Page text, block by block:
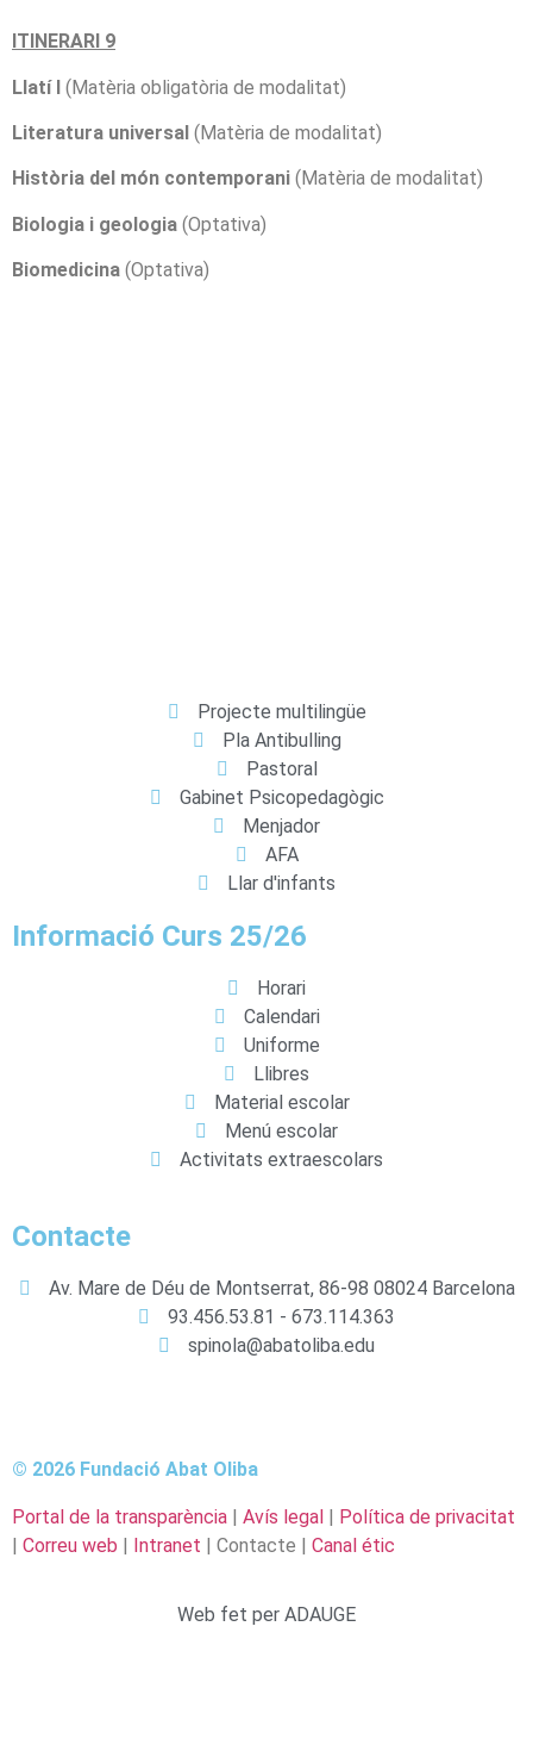
ITINERARI 9
Llatí I (Matèria obligatòria de modalitat)
Literatura universal (Matèria de modalitat)
Història del món contemporani (Matèria de modalitat)
Biologia i geologia (Optativa)
Biomedicina (Optativa)
Projecte multilingüe
Pla Antibulling
Pastoral
Gabinet Psicopedagògic
Menjador
AFA
Llar d'infants​
Informació Curs 25/26
Horari
Calendari
Uniforme
Llibres
Material escolar
Menú escolar
Activitats extraescolars
Contacte
Av. Mare de Déu de Montserrat, 86-98 08024 Barcelona
93.456.53.81 - 673.114.363
spinola@abatoliba.edu
© 2026 Fundació Abat Oliba
Portal de la transparència | Avís legal | Política de privacitat
| Correu web | Intranet | Contacte | Canal étic
Web fet per ADAUGE